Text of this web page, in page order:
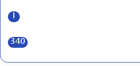
1
340